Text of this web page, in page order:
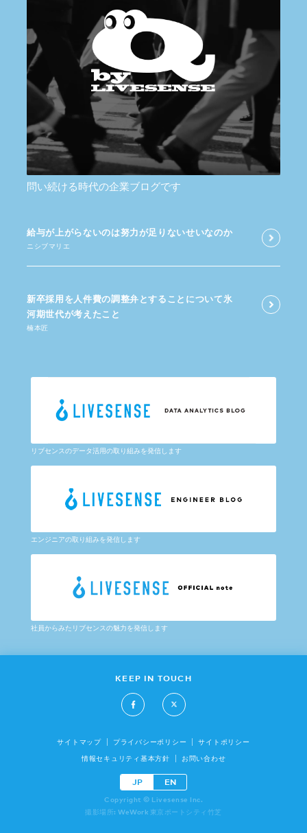
問い続ける時代の企業ブログです
給与が​上がらないのは​努力が​足りないせいなのか
ニシブマリエ
新卒採用を​人件費の​調整弁と​する​ことに​ついて​氷
河期世代が​考えた​こと
楠本匠
リブセンスのデータ活用の取り組みを発信します
エンジニアの取り組みを発信します
社員からみたリブセンスの魅力を発信します
KEEP IN TOUCH
サイトマップ プライバシーポリシー サイトポリシー
情報セキュリティ基本方針 お問い合わせ
JP EN
Copyright © Livesense Inc.
撮影場所: WeWork 東京ポートシティ竹芝